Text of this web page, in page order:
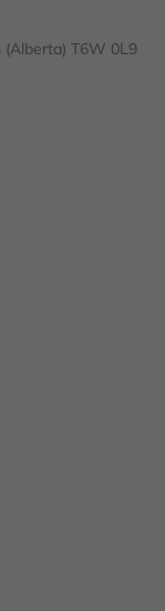
(Alberta) T6W 0L9